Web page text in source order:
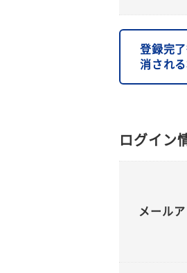
登録完
消され
ログイン
メール